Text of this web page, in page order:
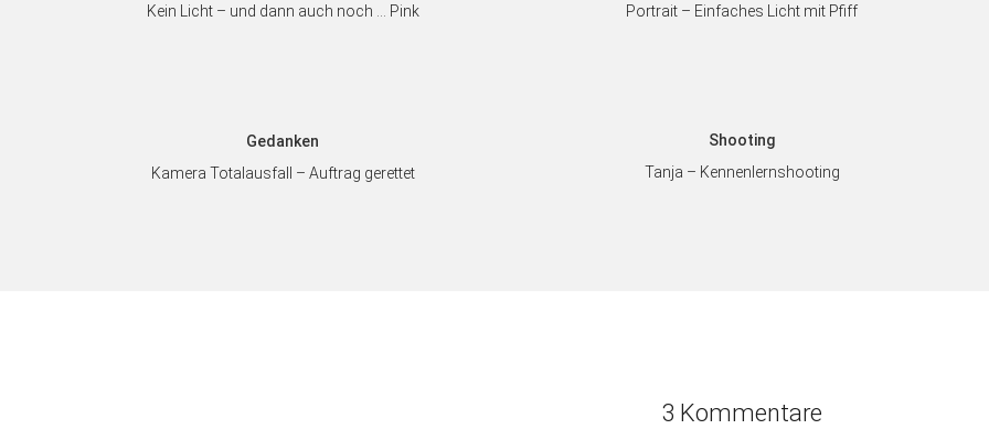
Kein Licht – und dann auch noch … Pink
Portrait – Einfaches Licht mit Pfiff
Gedanken
Kamera Totalausfall – Auftrag gerettet
Shooting
Tanja – Kennenlernshooting
3 Kommentare